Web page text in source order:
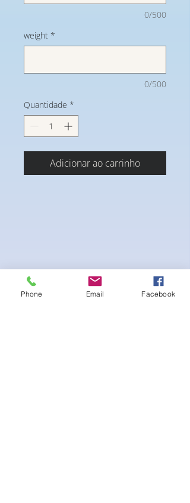
0/500
weight *
0/500
Quantidade *
Adicionar ao carrinho
Phone Email Facebook